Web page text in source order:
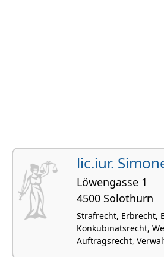
lic.iur.
Löwengasse 1
4500 Solothurn
Strafrecht, Erbrecht,
Konkubinatsrecht,
Auftragsrecht,